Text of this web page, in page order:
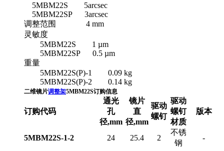
5MBM22S 5arcsec
5MBM22SP 3arcsec
调整范围 4 mm
灵敏度
5MBM22S 1 µm
5MBM22SP 0.5 µm
重量
5MBM22S(P)-1 0.09 kg
5MBM22S(P)-2 0.14 kg
二维镜片调整架5MBM22S订购信息
订购代码
通光
孔
径,mm
镜片
直
径,mm
驱动
螺钉
驱动
螺钉
材质
版本
5MBM22S-1-2 24 25.4 2
不锈
钢
-